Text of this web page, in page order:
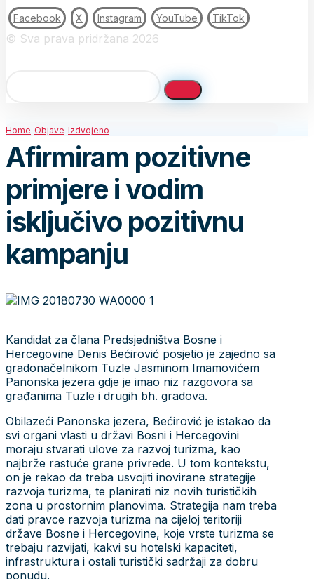
Facebook X Instagram YouTube TikTok
© Sva prava pridržana 2026
Home Objave Izdvojeno
Afirmiram pozitivne
primjere i vodim
isključivo pozitivnu
kampanju
Kandidat za člana Predsjedništva Bosne i
Hercegovine Denis Bećirović posjetio je zajedno sa
gradonačelnikom Tuzle Jasminom Imamovićem
Panonska jezera gdje je imao niz razgovora sa
građanima Tuzle i drugih bh. gradova.
Obilazeći Panonska jezera, Bećirović je istakao da
svi organi vlasti u državi Bosni i Hercegovini
moraju stvarati ulove za razvoj turizma, kao
najbrže rastuće grane privrede. U tom kontekstu,
on je rekao da treba usvojiti inovirane strategije
razvoja turizma, te planirati niz novih turističkih
zona u prostornim planovima. Strategija nam treba
dati pravce razvoja turizma na cijeloj teritoriji
države Bosne i Hercegovine, koje vrste turizma se
trebaju razvijati, kakvi su hotelski kapaciteti,
infrastruktura i ostali turistički sadržaji za dobru
ponudu.